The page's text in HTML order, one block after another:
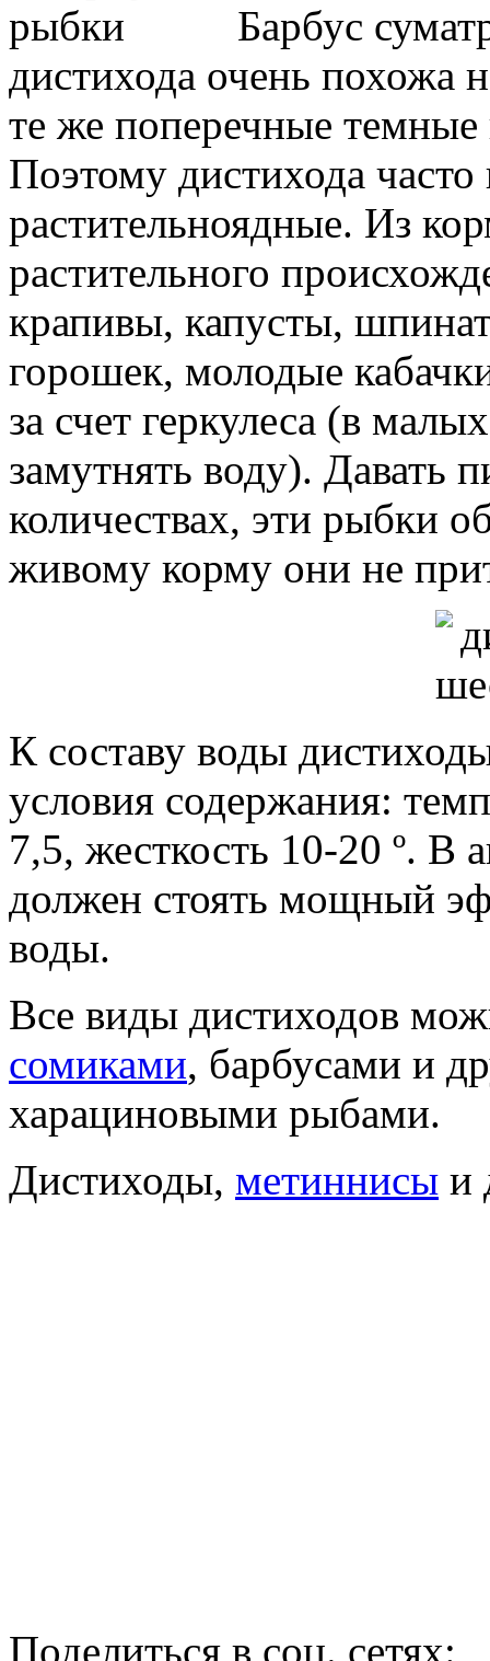
Барбус
дистихода очень похожа
те же поперечные
Поэтому дистихода
растительноядные. Из
растительного
крапивы, капусты,
горошек, молодые
за счет геркулеса (в
замутнять воду). Давать
количествах, эти рыбки
живому корму они не
К составу воды
условия содержания:
7,5, жесткость 10-20 º. В
должен стоять мощный
воды.
Все виды дистиходов
сомиками, барбусами и
харациновыми рыбами.
Дистиходы, метиннисы и
Поделиться в соц. сетях: